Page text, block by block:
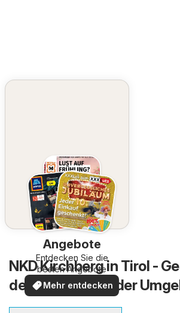
Angebote
Entdecken Sie die
besten Angebote
Mehr entdecken
NKD Kirchberg in Tirol -
der Stadt und in der